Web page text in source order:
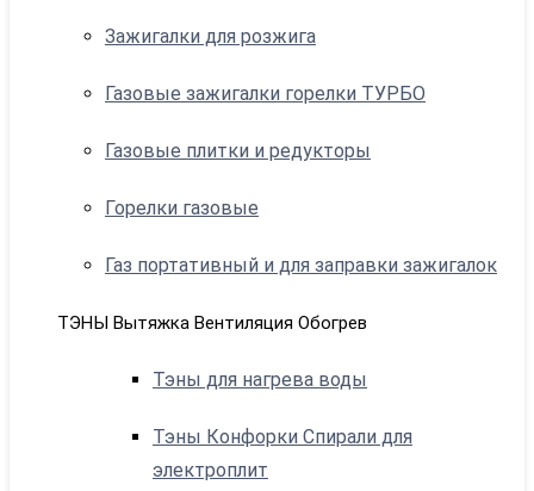
Зажигалки для розжига
Газовые зажигалки горелки ТУРБО
Газовые плитки и редукторы
Горелки газовые
Газ портативный и для заправки зажигалок
ТЭНЫ Вытяжка Вентиляция Обогрев
Тэны для нагрева воды
Тэны Конфорки Спирали для
электроплит